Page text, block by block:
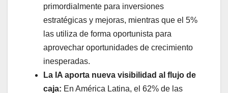
primordialmente para inversiones
estratégicas y mejoras, mientras que el 5%
las utiliza de forma oportunista para
aprovechar oportunidades de crecimiento
inesperadas.
La IA aporta nueva visibilidad al flujo de
caja: En América Latina, el 62% de las